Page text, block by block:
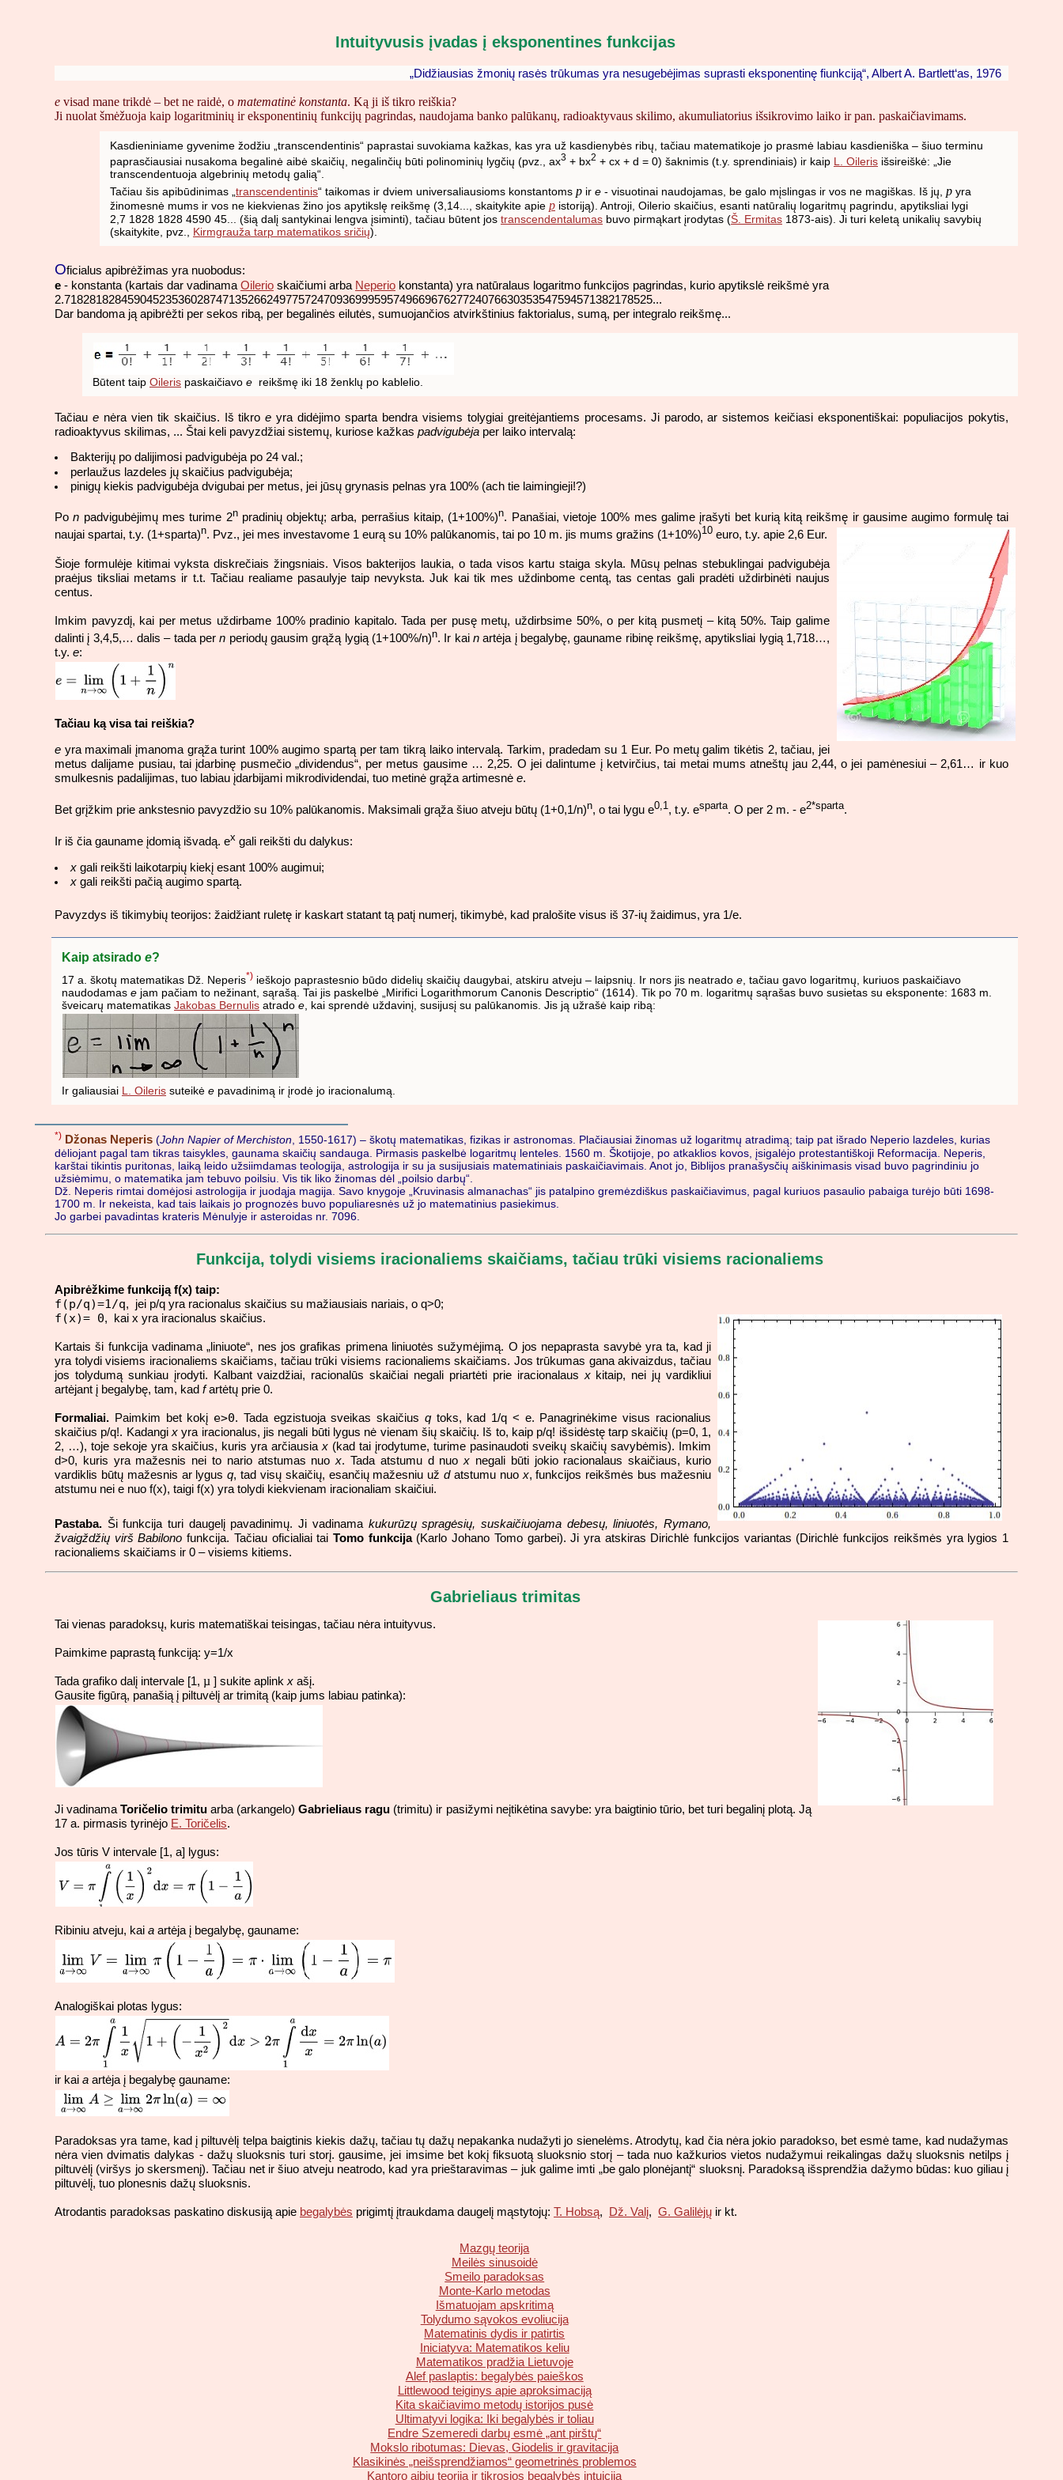
Intuityvusis įvadas į eksponentines funkcijas
„Didžiausias žmonių rasės trūkumas yra nesugebėjimas suprasti eksponentinę fiunkciją“, Albert A. Bartlett‘as, 1976
e visad mane trikdė – bet ne raidė, o matematinė konstanta. Ką ji iš tikro reiškia?
Ji nuolat šmėžuoja kaip logaritminių ir eksponentinių funkcijų pagrindas, naudojama banko palūkanų, radioaktyvaus skilimo, akumuliatorius išsikrovimo laiko ir pan. paskaičiavimams.
Kasdieniniame gyvenime žodžiu „transcendentinis“ paprastai suvokiama kažkas, kas yra už kasdienybės ribų, tačiau matematikoje jo prasmė labiau kasdieniška – šiuo terminu
paprasčiausiai nusakoma begalinė aibė skaičių, negalinčių būti polinominių lygčių (pvz., ax3 + bx2 + cx + d = 0) šaknimis (t.y. sprendiniais) ir kaip L. Oileris išsireiškė: „Jie
transcendentuoja algebrinių metodų galią“.
Tačiau šis apibūdinimas „ transcendentinis“ taikomas ir dviem universaliausioms konstantoms p ir e - visuotinai naudojamas, be galo mįslingas ir vos ne magiškas. Iš jų, p yra
žinomesnė mums ir vos ne kiekvienas žino jos apytikslę reikšmę (3,14..., skaitykite apie p istoriją). Antroji, Oilerio skaičius, esanti natūralių logaritmų pagrindu, apytiksliai lygi
2,7 1828 1828 4590 45... (šią dalį santykinai lengva įsiminti), tačiau būtent jos transcendentalumas buvo pirmąkart įrodytas (Š. Ermitas 1873-ais). Ji turi keletą unikalių savybių
(skaitykite, pvz., Kirmgrauža tarp matematikos sričių).
Oficialus apibrėžimas yra nuobodus:
e - konstanta (kartais dar vadinama Oilerio skaičiumi arba Neperio konstanta) yra natūralaus logaritmo funkcijos pagrindas, kurio apytikslė reikšmė yra
2.718281828459045235360287471352662497757247093699959574966967627724076630353547594571382178525...
Dar bandoma ją apibrėžti per sekos ribą, per begalinės eilutės, sumuojančios atvirkštinius faktorialus, sumą, per integralo reikšmę...
Būtent taip Oileris paskaičiavo e reikšmę iki 18 ženklų po kablelio.
Tačiau enėra vien tik skaičius. Iš tikroe yra didėjimo sparta bendra visiems tolygiai greitėjantiems procesams. Ji parodo, ar sistemos keičiasi eksponentiškai: populiacijos pokytis,
radioaktyvus skilimas, ... Štai keli pavyzdžiai sistemų, kuriose kažkas padvigubėja per laiko intervalą:
Bakterijų po dalijimosi padvigubėja po 24 val.;
perlaužus lazdeles jų skaičius padvigubėja;
pinigų kiekis padvigubėja dvigubai per metus, jei jūsų grynasis pelnas yra 100% (ach tie laimingieji!?)
Pon padvigubėjimų mes turime 2npradinių objektų; arba, perrašius kitaip, (1+100%)n. Panašiai, vietoje 100% mes galime įrašyti bet kurią kitą reikšmę ir gausime augimo formulę tai
naujai spartai, t.y. (1+sparta)n. Pvz., jei mes investavome 1 eurą su 10% palūkanomis, tai po 10 m. jis mums gražins (1+10%)10 euro, t.y. apie 2,6 Eur.
Šioje formulėje kitimai vyksta diskrečiais žingsniais. Visos bakterijos laukia, o tada visos kartu staiga skyla. Mūsų pelnas stebuklingai padvigubėja
praėjus tiksliai metams ir t.t. Tačiau realiame pasaulyje taip nevyksta. Juk kai tik mes uždinbome centą, tas centas gali pradėti uždirbinėti naujus
centus.
Imkim pavyzdį, kai per metus uždirbame 100% pradinio kapitalo. Tada per pusę metų, uždirbsime 50%, o per kitą pusmetį – kitą 50%. Taip galime
dalinti į 3,4,5,… dalis – tada pern periodų gausim grąžą lygią (1+100%/n)n. Ir kain artėja į begalybę, gauname ribinę reikšmę, apytiksliai lygią 1,718…,
t.y. e:
Tačiau ką visa tai reiškia?
e yra maximali įmanoma grąža turint 100% augimo spartą per tam tikrą laiko intervalą. Tarkim, pradedam su 1 Eur. Po metų galim tikėtis 2, tačiau, jei
metus dalijame pusiau, tai įdarbinę pusmečio „dividendus“, per metus gausime … 2,25. O jei dalintume į ketvirčius, tai metai mums atneštų jau 2,44, o jei pamėnesiui – 2,61… ir kuo
smulkesnis padalijimas, tuo labiau įdarbijami mikrodividendai, tuo metinė grąža artimesnė e.
Bet grįžkim prie ankstesnio pavyzdžio su 10% palūkanomis. Maksimali grąža šiuo atveju būtų (1+0,1/n)n, o tai lygu e0,1 , t.y. esparta. O per 2 m. - e2*sparta.
Ir iš čia gauname įdomią išvadą. ex gali reikšti du dalykus:
xgali reikšti laikotarpių kiekį esant 100% augimui;
xgali reikšti pačią augimo spartą.
Pavyzdys iš tikimybių teorijos: žaidžiant ruletę ir kaskart statant tą patį numerį, tikimybė, kad pralošite visus iš 37-ių žaidimus, yra 1/e.
Kaip atsirado e?
17 a. škotų matematikas Dž. Neperis*) ieškojo paprastesnio būdo didelių skaičių daugybai, atskiru atveju – laipsnių. Ir nors jis neatrado e , tačiau gavo logaritmų, kuriuos paskaičiavo
naudodamas e jam pačiam to nežinant, sąrašą. Tai jis paskelbė „Mirifici Logarithmorum Canonis Descriptio“ (1614). Tik po 70 m. logaritmų sąrašas buvo susietas su eksponente: 1683 m.
šveicarų matematikas Jakobas Bernulis atrado e , kai sprendė uždavinį, susijusį su palūkanomis. Jis ją užrašė kaip ribą:
Ir galiausiai L. Oileris suteikė e pavadinimą ir įrodė jo iracionalumą.
*) Džonas Neperis (John Napier of Merchiston , 1550-1617) – škotų matematikas, fizikas ir astronomas. Plačiausiai žinomas už logaritmų atradimą; taip pat išrado Neperio lazdeles, kurias
dėliojant pagal tam tikras taisykles, gaunama skaičių sandauga. Pirmasis paskelbė logaritmų lenteles. 1560 m. Škotijoje, po atkaklios kovos, įsigalėjo protestantiškoji Reformacija. Neperis,
karštai tikintis puritonas, laiką leido užsiimdamas teologija, astrologija ir su ja susijusiais matematiniais paskaičiavimais. Anot jo, Biblijos pranašysčių aiškinimasis visad buvo pagrindiniu jo
užsiėmimu, o matematika jam tebuvo poilsiu. Vis tik liko žinomas dėl „poilsio darbų“.
Dž. Neperis rimtai domėjosi astrologija ir juodąja magija. Savo knygoje „Kruvinasis almanachas“ jis patalpino gremėzdiškus paskaičiavimus, pagal kuriuos pasaulio pabaiga turėjo būti 1698-
1700 m. Ir nekeista, kad tais laikais jo prognozės buvo populiaresnės už jo matematinius pasiekimus.
Jo garbei pavadintas krateris Mėnulyje ir asteroidas nr. 7096.
Funkcija, tolydi visiems iracionaliems skaičiams, tačiau trūki visiems racionaliems
Apibrėžkime funkciją f(x) taip:
f(p/q)=1/q, jei p/q yra racionalus skaičius su mažiausiais nariais, o q>0;
f(x)= 0, kai x yra iracionalus skaičius.
Kartais ši funkcija vadinama „liniuote“, nes jos grafikas primena liniuotės sužymėjimą. O jos nepaprasta savybė yra ta, kad ji
yra tolydi visiems iracionaliems skaičiams, tačiau trūki visiems racionaliems skaičiams. Jos trūkumas gana akivaizdus, tačiau
jos tolydumą sunkiau įrodyti. Kalbant vaizdžiai, racionalūs skaičiai negali priartėti prie iracionalaus xkitaip, nei jų vardikliui
artėjant į begalybę, tam, kad fartėtų prie 0.
Formaliai. Paimkim bet kokį e>0. Tada egzistuoja sveikas skaičius qtoks, kad 1/q < e. Panagrinėkime visus racionalius
skaičius p/q!. Kadangi xyra iracionalus, jis negali būti lygus nė vienam šių skaičių. Iš to, kaip p/q! išsidėstę tarp skaičių (p=0, 1,
2, …), toje sekoje yra skaičius, kuris yra arčiausia x (kad tai įrodytume, turime pasinaudoti sveikų skaičių savybėmis). Imkim
d>0, kuris yra mažesnis nei to nario atstumas nuox. Tada atstumu d nuox negali būti jokio racionalaus skaičiaus, kurio
vardiklis būtų mažesnis ar lygusq, tad visų skaičių, esančių mažesniu uždatstumu nuo x, funkcijos reikšmės bus mažesniu
atstumu nei e nuo f(x), taigi f(x) yra tolydi kiekvienam iracionaliam skaičiui.
Pastaba. Ši funkcija turi daugelį pavadinimų. Ji vadinama kukurūzų spragėsių, suskaičiuojama debesų, liniuotės, Rymano,
žvaigždžių virš Babilono funkcija. Tačiau oficialiai tai Tomo funkcija(Karlo Johano Tomo garbei). Ji yra atskiras Dirichlė funkcijos variantas (Dirichlė funkcijos reikšmės yra lygios 1
racionaliems skaičiams ir 0 – visiems kitiems.
Gabrieliaus trimitas
Tai vienas paradoksų, kuris matematiškai teisingas, tačiau nėra intuityvus.
Paimkime paprastą funkciją: y=1/x
Tada grafiko dalį intervale [1, µ ] sukite aplink x ašį.
Gausite figūrą, panašią į piltuvėlį ar trimitą (kaip jums labiau patinka):
Ji vadinamaToričelio trimitu arba (arkangelo)Gabrieliaus ragu (trimitu) ir pasižymi neįtikėtina savybe: yra baigtinio tūrio, bet turi begalinį plotą. Ją
17 a. pirmasis tyrinėjo E. Toričelis.
Jos tūris V intervale [1, a] lygus:
Ribiniu atveju, kai a artėja į begalybę, gauname:
Analogiškai plotas lygus:
ir kai a artėja į begalybę gauname:
Paradoksas yra tame, kad į piltuvėlį telpa baigtinis kiekis dažų, tačiau tų dažų nepakanka nudažyti jo sienelėms. Atrodytų, kad čia nėra jokio paradokso, bet esmė tame, kad nudažymas
nėra vien dvimatis dalykas - dažų sluoksnis turi storį. gausime, jei imsime bet kokį fiksuotą sluoksnio storį – tada nuo kažkurios vietos nudažymui reikalingas dažų sluoksnis netilps į
piltuvėlį (viršys jo skersmenį). Tačiau net ir šiuo atveju neatrodo, kad yra prieštaravimas – juk galime imti „be galo plonėjantį“ sluoksnį. Paradoksą išsprendžia dažymo būdas: kuo giliau į
piltuvėlį, tuo plonesnis dažų sluoksnis.
Atrodantis paradoksas paskatino diskusiją apie begalybės prigimtį įtraukdama daugelį mąstytojų: T. Hobsą, Dž. Valį, G. Galilėjų ir kt.
Mazgų teorija
Meilės sinusoidė
Smeilo paradoksas
Monte-Karlo metodas
Išmatuojam apskritimą
Tolydumo sąvokos evoliucija
Matematinis dydis ir patirtis
Iniciatyva: Matematikos keliu
Matematikos pradžia Lietuvoje
Alef paslaptis: begalybės paieškos
Littlewood teiginys apie aproksimaciją
Kita skaičiavimo metodų istorijos pusė
Ultimatyvi logika: Iki begalybės ir toliau
Endre Szemeredi darbų esmė „ant pirštų“
Mokslo ribotumas: Dievas, Giodelis ir gravitacija
Klasikinės „neišsprendžiamos“ geometrinės problemos
Kantoro aibių teorija ir tikrosios begalybės intuicija